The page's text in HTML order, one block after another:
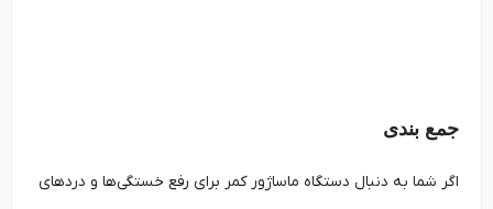
جمع بندی
اگر شما به دنبال دستگاه ماساژور کمر برای رفع خستگی‌ها و دردهای